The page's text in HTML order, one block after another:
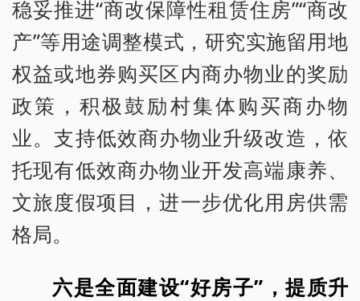
稳妥推进“商改保障性租赁住房”“商改
产”等用途调整模式，研究实施留用地
权益或地券购买区内商办物业的奖励
政策，积极鼓励村集体购买商办物
业。支持低效商办物业升级改造，依
托现有低效商办物业开发高端康养、
文旅度假项目，进一步优化用房供需
格局。
六是全面建设“好房子”，提质升